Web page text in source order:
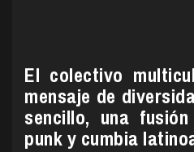
El colectivo
mensaje de
sencillo, una
punk y cumbia